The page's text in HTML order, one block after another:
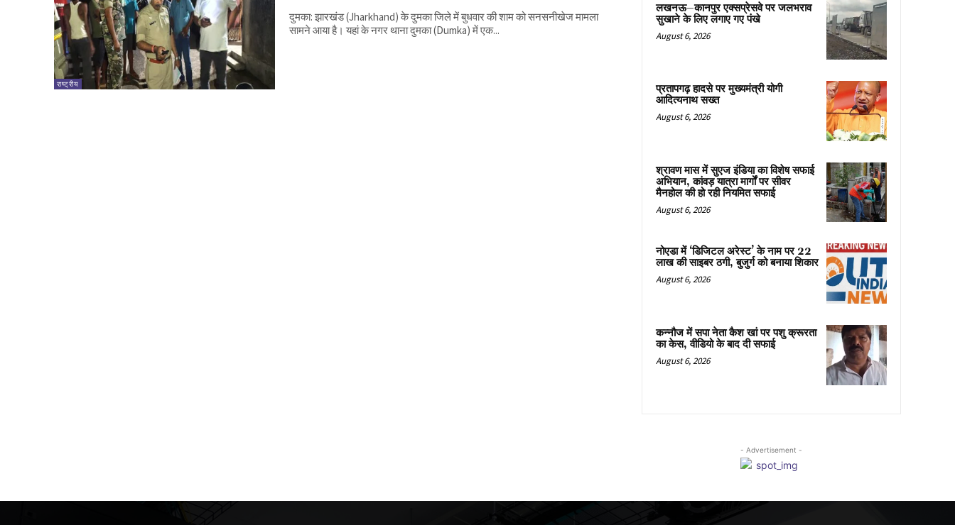
राष्ट्रीय
दुमका: झारखंड (Jharkhand) के दुमका जिले में बुधवार की शाम को सनसनीखेज मामला
सामने आया है। यहां के नगर थाना दुमका (Dumka) में एक...
लखनऊ–कानपुर एक्सप्रेसवे पर जलभराव
सुखाने के लिए लगाए गए पंखे
August 6, 2026
प्रतापगढ़ हादसे पर मुख्यमंत्री योगी
आदित्यनाथ सख्त
August 6, 2026
श्रावण मास में सुएज इंडिया का विशेष सफाई
अभियान, कांवड़ यात्रा मार्गों पर सीवर
मैनहोल की हो रही नियमित सफाई
August 6, 2026
नोएडा में ‘डिजिटल अरेस्ट’ के नाम पर 22
लाख की साइबर ठगी, बुजुर्ग को बनाया शिकार
August 6, 2026
कन्नौज में सपा नेता कैश खां पर पशु क्रूरता
का केस, वीडियो के बाद दी सफाई
August 6, 2026
- Advertisement -